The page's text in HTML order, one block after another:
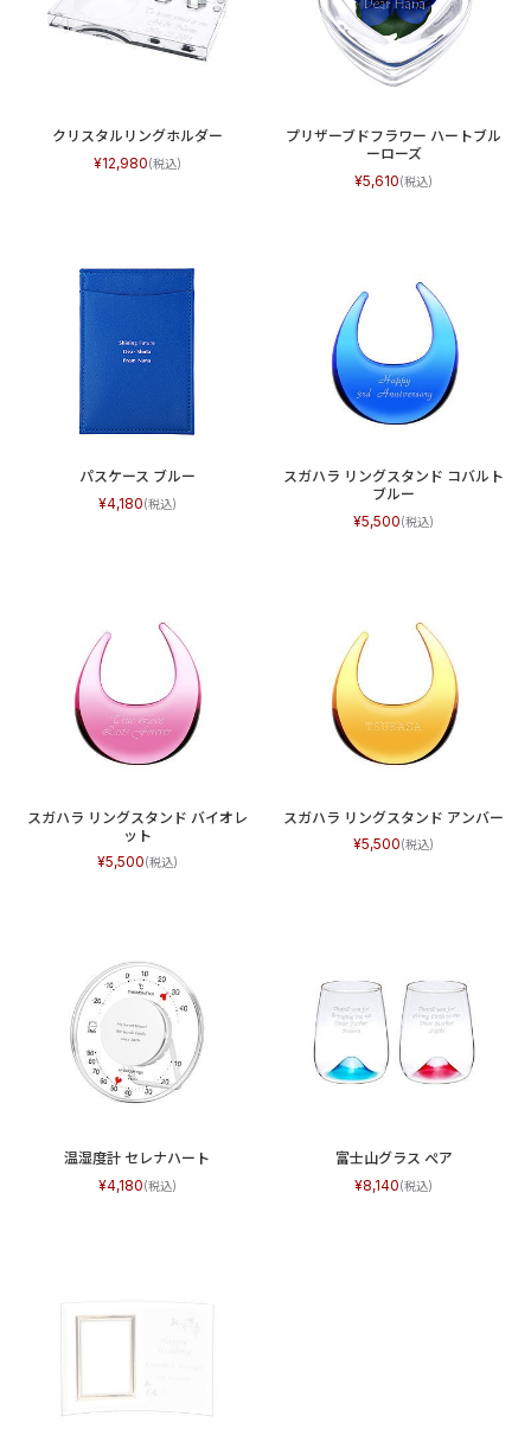
クリスタルリングホルダー
12,980
プリザーブドフラワー ハートブル
ーローズ
5,610
パスケース ブルー
4,180
スガハラ リングスタンド コバルト
ブルー
5,500
スガハラ リングスタンド バイオレ
ット
5,500
スガハラ リングスタンド アンバー
5,500
温湿度計 セレナハート
4,180
富士山グラス ぺア
8,140